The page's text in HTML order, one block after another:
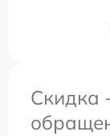
Скидка